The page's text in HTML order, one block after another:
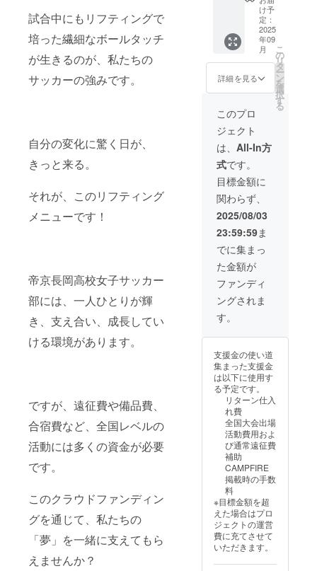
試合中にもリフティングで
培った繊細なボールタッチ
が生きるのが、私たちの
サッカーの強みです。
自分の変化に驚く日が、
きっと来る。
それが、このリフティング
メニューです！
帝京長岡高校女子サッカー
部には、一人ひとりが輝
き、支え合い、成長してい
ける環境があります。
ですが、遠征費や備品費、
合宿費など、全国レベルの
活動には多くの資金が必要
です。
このクラウドファンディン
グを通じて、私たちの
「夢」を一緒に支えてもら
えませんか？
アスレ
タ製
【グッ
ズ（衣
類）】
帝京長
岡ロゴ
入りト
レーニ
ジ上下
セット
を提供
しま
す。 ・
サイズ
展開：
S, M,
L,O ・
アスレ
タ製
せてく
ださ
い。(新
潟開催
定)2026
年5月ま
は約2時
間予定
・帝京
長岡の
通常練
習を体
験いた
だけま
す。選
手たち
のサ
ポート
あり。
※チー
ム、選
手との
関係性
を、備
ださい
(OBOG
、〇〇
選手保
護者の
知人、
〇〇選
手の
ジュニ
アチー
ム関係
※一般支
援者の
方は、
備考欄
に「一
般支援
者」と
ご記入
くださ
オルマ
フラー
を提供
させて
いただ
きま
す。 ※
チー
ム、選
手との
関係性
を、備
考欄に
記載く
ださい
(OBOG
、〇〇
選手保
護者の
知人、
〇〇選
手の
ジュニ
アチー
ム関係
者など)
※一般支
備考欄
般支援
者」と
ご記入
くださ
い。
ズ】 帝
京長岡
オリジ
オルマ
フラー
しま
す。
（商品
の説
明） ・
数量：1
け予
定：
2025
年09
月
詳細を見る
こ
の
リ
タ
ー
ン
を
選
択
す
る
このプロ
ジェクト
は、 All-In方
式です。
目標金額に
関わらず、
2025/08/03
23:59:59ま
でに集まっ
た金額が
ファンディ
ングされま
す。
支援金の使い道
集まった支援金
は以下に使用す
る予定です。
リターン仕入
れ費
全国大会出場
活動費用およ
び通常遠征費
補助
CAMPFIRE
掲載時の手数
料
※目標金額を超
えた場合はプロ
ジェクトの運営
費に充てさせて
いただきます。